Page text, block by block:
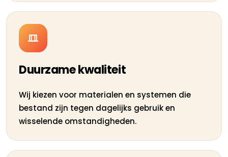
Duurzame kwaliteit
Wij kiezen voor materialen en systemen die
bestand zijn tegen dagelijks gebruik en
wisselende omstandigheden.